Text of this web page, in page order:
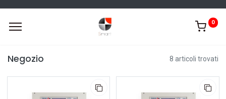
0
Negozio 8 articoli trovati